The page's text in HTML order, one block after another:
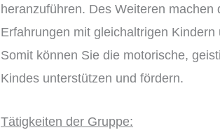
heranzuführen. Des Weiteren machen
Erfahrungen mit gleichaltrigen
Somit können Sie die motorische,
Kindes unterstützen und fördern.
Tätigkeiten der Gruppe: